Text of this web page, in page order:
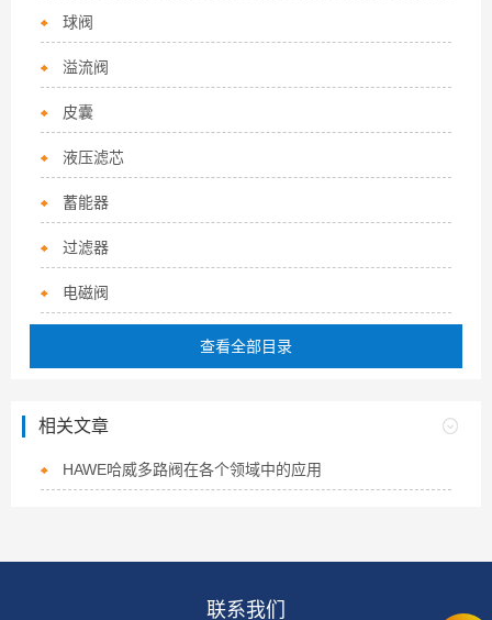
球阀
溢流阀
皮囊
液压滤芯
蓄能器
过滤器
电磁阀
查看全部目录
相关文章
HAWE哈威多路阀在各个领域中的应用
联系我们